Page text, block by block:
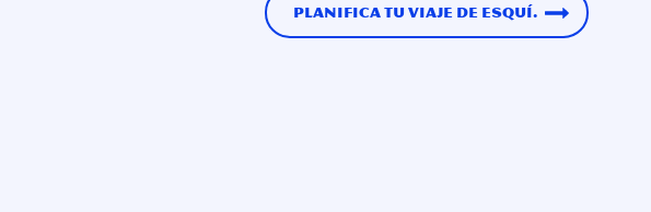
Planifica tu viaje de esquí.